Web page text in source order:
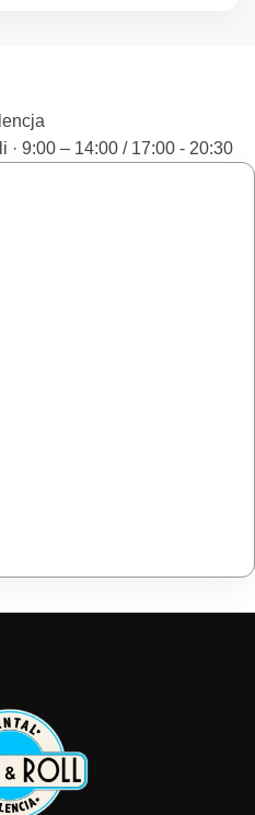
· 9:00 – 14:00 / 17:00 - 20:30